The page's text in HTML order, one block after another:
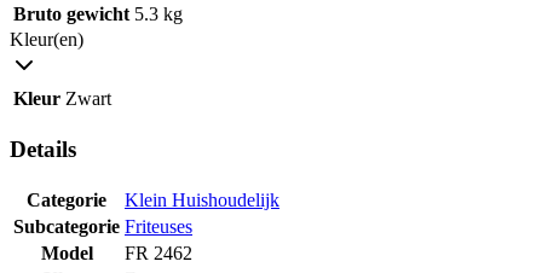
Bruto gewicht 5.3 kg
Kleur(en)
Kleur Zwart
Details
Categorie
Klein Huishoudelijk
Subcategorie Friteuses
Model
FR 2462